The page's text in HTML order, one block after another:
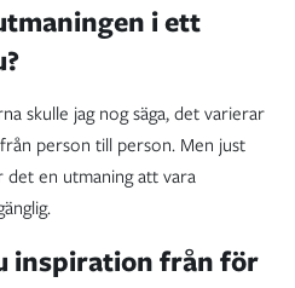
i ett
skulle jag nog säga, det varierar
person till person. Men just
det en utmaning att vara
inspiration från för